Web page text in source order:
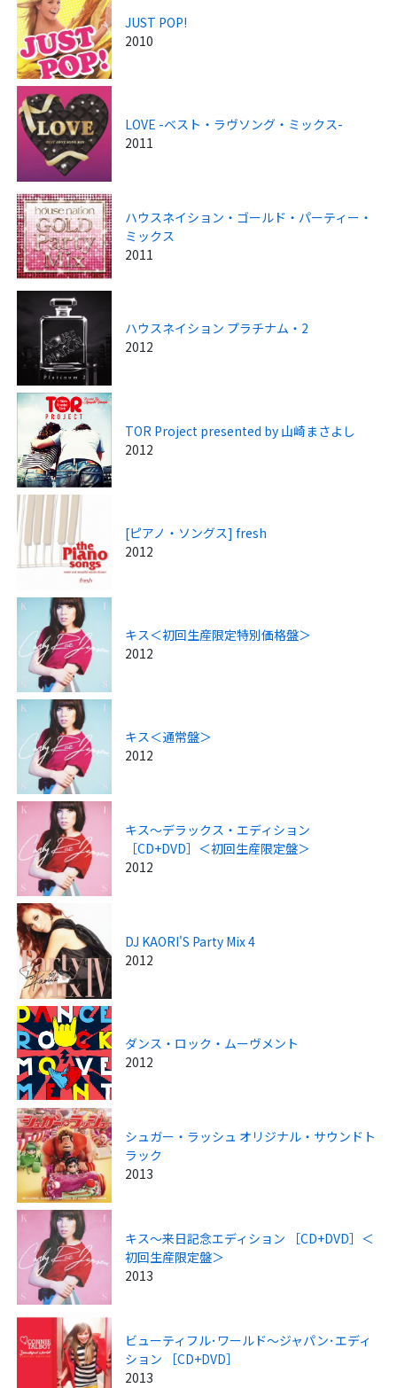
JUST POP!
2010
LOVE -ベスト・ラヴソング・ミックス-
2011
ハウスネイション・ゴールド・パーティー・
ミックス
2011
ハウスネイション プラチナム・2
2012
TOR Project presented by 山崎まさよし
2012
[ピアノ・ソングス] fresh
2012
キス＜初回生産限定特別価格盤＞
2012
キス＜通常盤＞
2012
キス～デラックス・エディション
［CD+DVD］＜初回生産限定盤＞
2012
DJ KAORI'S Party Mix 4
2012
ダンス・ロック・ムーヴメント
2012
シュガー・ラッシュ オリジナル・サウンドト
ラック
2013
キス～来日記念エディション ［CD+DVD］＜
初回生産限定盤＞
2013
ビューティフル･ワールド～ジャパン･エディ
ション ［CD+DVD］
2013